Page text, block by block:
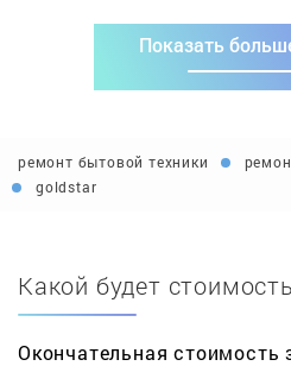
Показать
ремонт бытовой техники
goldstar
Какой будет
Окончательная стоимость